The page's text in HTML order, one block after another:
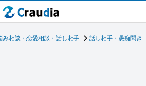
み相談・恋愛相談・話し相手 話し相手・愚痴聞き